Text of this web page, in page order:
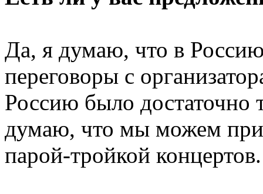
Да, я думаю, что в
переговоры с
Россию было достаточно
думаю, что мы можем
парой-тройкой концертов.